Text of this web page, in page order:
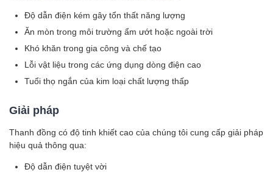
Độ dẫn điện kém gây tổn thất năng lượng
Ăn mòn trong môi trường ẩm ướt hoặc ngoài trời
Khó khăn trong gia công và chế tạo
Lỗi vật liệu trong các ứng dụng dòng điện cao
Tuổi thọ ngắn của kim loại chất lượng thấp
Giải pháp
Thanh đồng có độ tinh khiết cao của chúng tôi cung cấp giải pháp
hiệu quả thông qua:
Độ dẫn điện tuyệt vời